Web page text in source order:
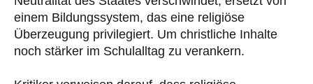
einem Bildungssystem, das eine religiöse
Überzeugung privilegiert. Um christliche Inhalte
noch stärker im Schulalltag zu verankern.